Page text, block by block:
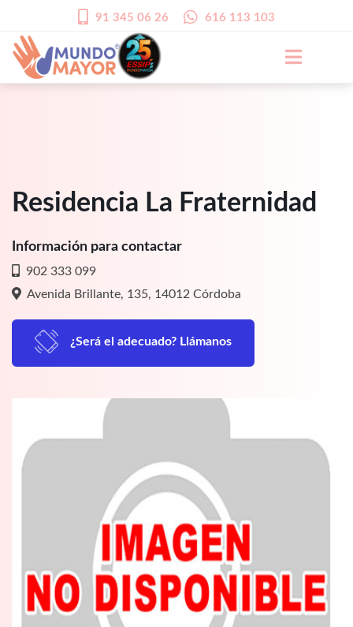
91 345 06 26 616 113 103
Residencia La Fraternidad
Información para contactar
902 333 099
Avenida Brillante, 135, 14012 Córdoba
¿Será el adecuado? Llámanos